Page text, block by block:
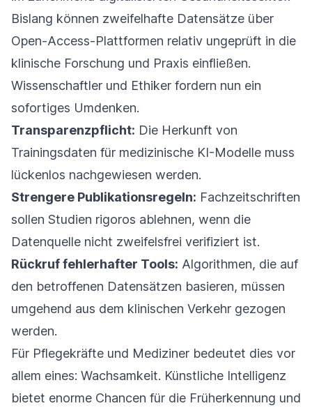
Bislang können zweifelhafte Datensätze über
Open-Access-Plattformen relativ ungeprüft in die
klinische Forschung und Praxis einfließen.
Wissenschaftler und Ethiker fordern nun ein
sofortiges Umdenken.
Transparenzpflicht: Die Herkunft von
Trainingsdaten für medizinische KI-Modelle muss
lückenlos nachgewiesen werden.
Strengere Publikationsregeln: Fachzeitschriften
sollen Studien rigoros ablehnen, wenn die
Datenquelle nicht zweifelsfrei verifiziert ist.
Rückruf fehlerhafter Tools: Algorithmen, die auf
den betroffenen Datensätzen basieren, müssen
umgehend aus dem klinischen Verkehr gezogen
werden.
Für Pflegekräfte und Mediziner bedeutet dies vor
allem eines: Wachsamkeit. Künstliche Intelligenz
bietet enorme Chancen für die Früherkennung und